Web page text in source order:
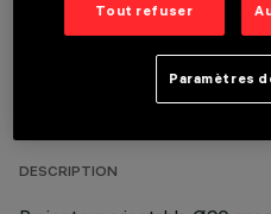
DONNÉES
DESCRIPTION
Tout refuser
Paramètres